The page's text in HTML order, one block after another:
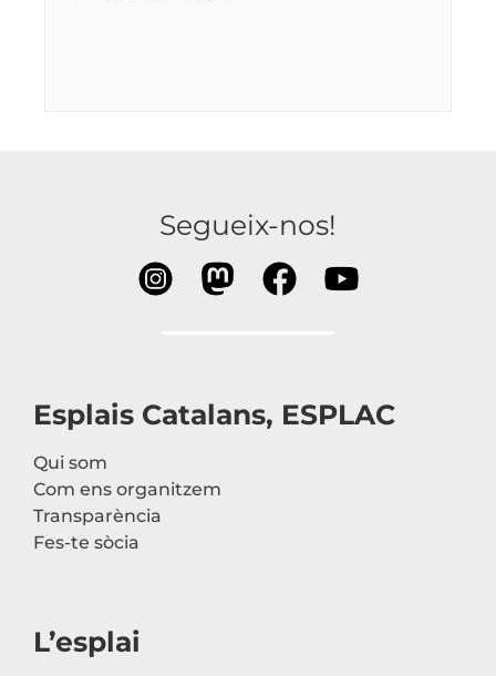
Segueix-nos!
Esplais Catalans, ESPLAC
Qui som
Com ens organitzem
Transparència
Fes-te sòcia
L’esplai